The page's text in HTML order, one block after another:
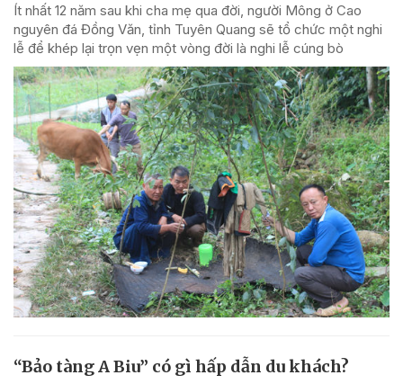
Ít nhất 12 năm sau khi cha mẹ qua đời, người Mông ở Cao
nguyên đá Đồng Văn, tỉnh Tuyên Quang sẽ tổ chức một nghi
lễ để khép lại trọn vẹn một vòng đời là nghi lễ cúng bò
“Bảo tàng A Biu” có gì hấp dẫn du khách?